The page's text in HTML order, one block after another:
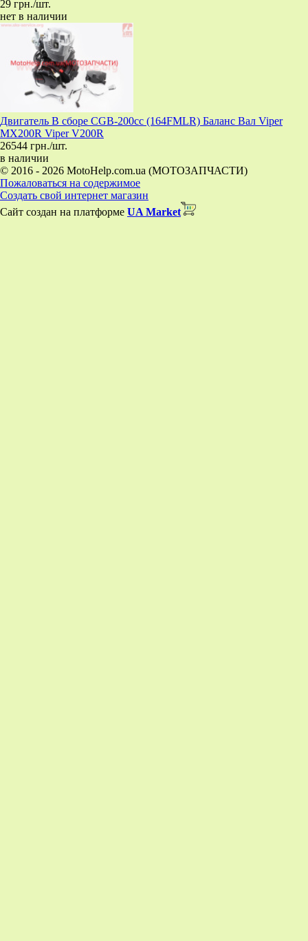
29 грн./шт.
нет в наличии
Двигатель В сборе CGB-200cc (164FMLR) Баланс Вал Viper
MX200R Viper V200R
26544 грн./шт.
в наличии
© 2016 - 2026 MotoHelp.com.ua (МОТОЗАПЧАСТИ)
Пожаловаться на содержимое
Создать свой интернет магазин
Сайт создан на платформе UA Market